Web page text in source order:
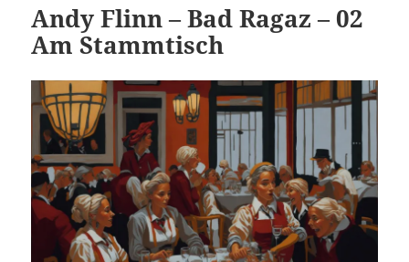
Andy Flinn – Bad Ragaz – 02
Am Stammtisch